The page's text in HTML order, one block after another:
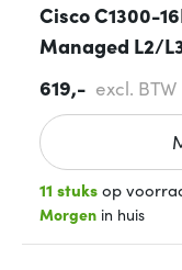
Cisco C1300-
Managed L2/
619,- excl. BTW
11 stuksop
Morgen in huis